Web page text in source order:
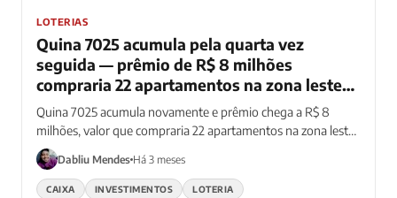
LOTERIAS
Quina 7025 acumula pela quarta vez
seguida — prêmio de R$ 8 milhões
compraria 22 apartamentos na zona leste
de SP
Quina 7025 acumula novamente e prêmio chega a R$ 8
milhões, valor que compraria 22 apartamentos na zona leste
de SP
Dabliu Mendes Há 3 meses
CAIXA INVESTIMENTOS LOTERIA